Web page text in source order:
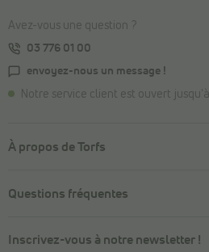
Avez-vous une question ?
03 776 01 00
envoyez-nous un message !
Notre service client est ouvert
À propos de Torfs
Questions fréquentes
Inscrivez-vous à notre newsletter !